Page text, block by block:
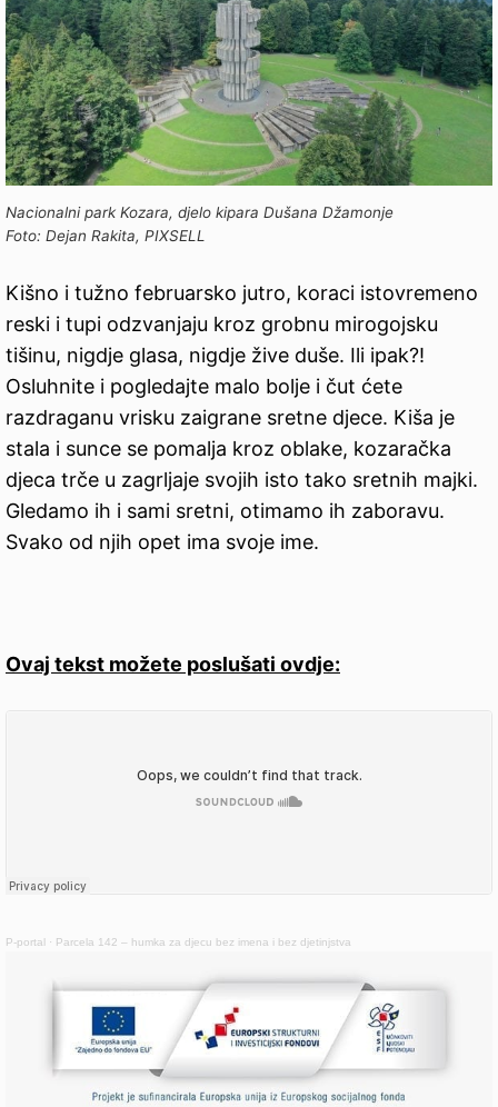
Nacionalni park Kozara, djelo kipara Dušana Džamonje
Foto: Dejan Rakita, PIXSELL
Kišno i tužno februarsko jutro, koraci istovremeno
reski i tupi odzvanjaju kroz grobnu mirogojsku
tišinu, nigdje glasa, nigdje žive duše. Ili ipak?!
Osluhnite i pogledajte malo bolje i čut ćete
razdraganu vrisku zaigrane sretne djece. Kiša je
stala i sunce se pomalja kroz oblake, kozaračka
djeca trče u zagrljaje svojih isto tako sretnih majki.
Gledamo ih i sami sretni, otimamo ih zaboravu.
Svako od njih opet ima svoje ime.
Ovaj tekst možete poslušati ovdje:
P-portal · Parcela 142 – humka za djecu bez imena i bez djetinjstva